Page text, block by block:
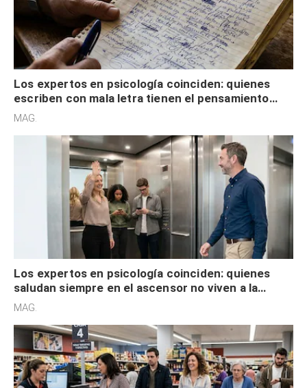
Los expertos en psicología coinciden: quienes
escriben con mala letra tienen el pensamiento
acelerado y no lo hacen por desinterés
MAG.
Los expertos en psicología coinciden: quienes
saludan siempre en el ascensor no viven a la
defensiva y tienen apertura social
MAG.